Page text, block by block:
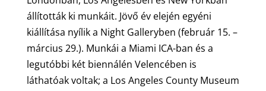
állították ki munkáit. Jövő év elején egyéni
kiállítása nyílik a Night Galleryben (február 15. –
március 29.). Munkái a Miami ICA-ban és a
legutóbbi két biennálén Velencében is
láthatóak voltak; a Los Angeles County Museum